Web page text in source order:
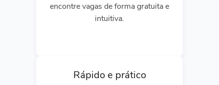
encontre vagas de forma gratuita e
intuitiva.
Rápido e prático